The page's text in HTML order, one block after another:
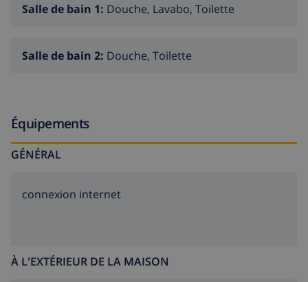
Salle de bain 1: Douche, Lavabo, Toilette
Salle de bain 2: Douche, Toilette
Équipements
GÉNÉRAL
connexion internet
À L'EXTÉRIEUR DE LA MAISON